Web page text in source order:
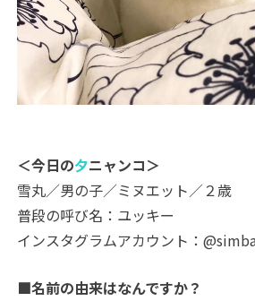
＜今日の夕ニャンコ＞
雪丸／男の子／ミヌエット／２歳
普段の呼び名：ユッキー
インスタグラムアカウント：
■名前の由来はなんですか？